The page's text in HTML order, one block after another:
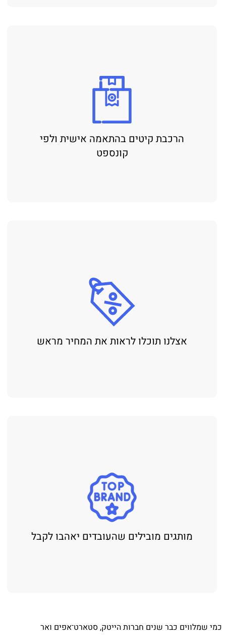
הרכבת קיטים בהתאמה אישית ולפי
קונספט
אצלנו תוכלו לראות את המחיר מראש
מותגים מובילים שהעובדים יאהבו לקבל
⁨ כמי שמלווים כבר שנים חברות הייטק, סטארט־אפים ואר